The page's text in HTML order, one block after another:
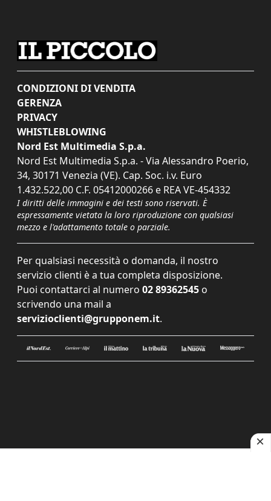
CONDIZIONI DI VENDITA
GERENZA
PRIVACY
WHISTLEBLOWING
Nord Est Multimedia S.p.a.
Nord Est Multimedia S.p.a. - Via Alessandro Poerio,
34, 30171 Venezia (VE). Cap. Soc. i.v. Euro
1.432.522,00 C.F. 05412000266 e REA VE-454332
I diritti delle immagini e dei testi sono riservati. È
espressamente vietata la loro riproduzione con qualsiasi
mezzo e l'adattamento totale o parziale.
Per qualsiasi necessità o domanda, il nostro
servizio clienti è a tua completa disposizione.
Puoi contattarci al numero 02 89362545 o
scrivendo una mail a
servizioclienti@grupponem.it.